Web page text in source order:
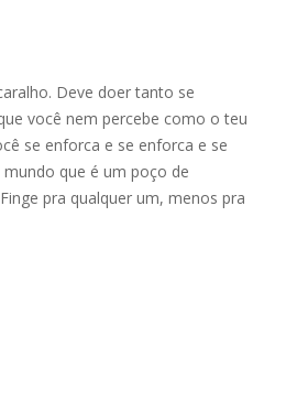
Deve doer tanto se
você nem percebe como o teu
se enforca e se enforca e se
que é um poço de
pra qualquer um, menos pra